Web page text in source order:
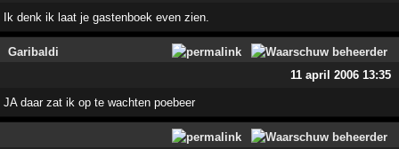
Ik denk ik laat je gastenboek even zien.
Garibaldi
11 april 2006 13:35
JA daar zat ik op te wachten poebeer